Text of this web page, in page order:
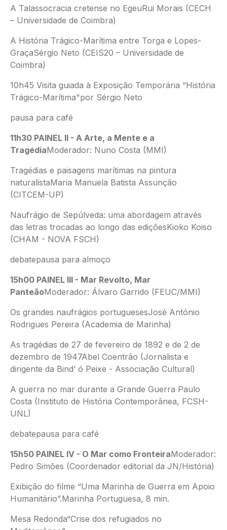
A Talassocracia cretense no EgeuRui Morais (CECH
– Universidade de Coimbra)
A História Trágico-Marítima entre Torga e Lopes-
GraçaSérgio Neto (CEIS20 – Universidade de
Coimbra)
10h45 Visita guiada à Exposição Temporária “História
Trágico-Marítima"por Sérgio Neto
pausa para café
11h30 PAINEL II - A Arte, a Mente e a
TragédiaModerador: Nuno Costa (MMI)
Tragédias e paisagens marítimas na pintura
naturalistaMaria Manuela Batista Assunção
(CITCEM-UP)
Naufrágio de Sepúlveda: uma abordagem através
das letras trocadas ao longo das ediçõesKioko Koiso
(CHAM - NOVA FSCH)
debatepausa para almoço
15h00 PAINEL III - Mar Revolto, Mar
PanteãoModerador: Álvaro Garrido (FEUC/MMI)
Os grandes naufrágios portuguesesJosé António
Rodrigues Pereira (Academia de Marinha)
As tragédias de 27 de fevereiro de 1892 e de 2 de
dezembro de 1947Abel Coentrão (Jornalista e
dirigente da Bind’ ó Peixe - Associação Cultural)
A guerra no mar durante a Grande Guerra Paulo
Costa (Instituto de História Contemporânea, FCSH-
UNL)
debatepausa para café
15h50 PAINEL IV - O Mar como FronteiraModerador:
Pedro Simões (Coordenador editorial da JN/História)
Exibição do filme “Uma Marinha de Guerra em Apoio
Humanitário”.Marinha Portuguesa, 8 min.
Mesa Redonda“Crise dos refugiados no